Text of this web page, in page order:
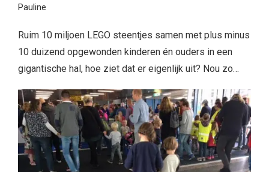
Pauline
Ruim 10 miljoen LEGO steentjes samen met plus minus
10 duizend opgewonden kinderen én ouders in een
gigantische hal, hoe ziet dat er eigenlijk uit? Nou zo…